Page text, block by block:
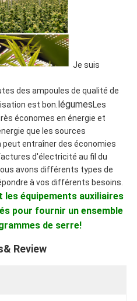
Je suis
des ampoules de qualité de
est bon. légumesLes
économes en énergie et
que les sources
entraîner des économies
d'électricité au fil du
avons différents types de
à vos différents besoins.
les équipements auxiliaires
pour fournir un ensemble
de serre!
Review